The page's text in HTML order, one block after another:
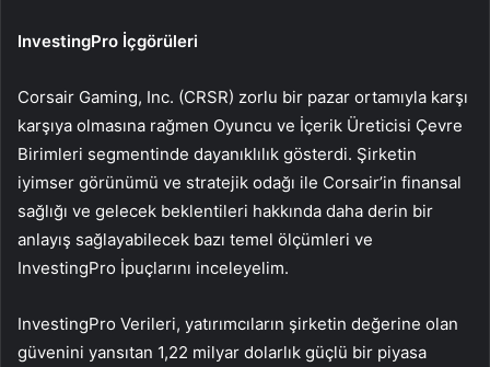
InvestingPro İçgörüleri
Corsair Gaming, Inc. (CRSR) zorlu bir pazar ortamıyla karşı
karşıya olmasına rağmen Oyuncu ve İçerik Üreticisi Çevre
Birimleri segmentinde dayanıklılık gösterdi. Şirketin
iyimser görünümü ve stratejik odağı ile Corsair’in finansal
sağlığı ve gelecek beklentileri hakkında daha derin bir
anlayış sağlayabilecek bazı temel ölçümleri ve
InvestingPro İpuçlarını inceleyelim.
InvestingPro Verileri, yatırımcıların şirketin değerine olan
güvenini yansıtan 1,22 milyar dolarlık güçlü bir piyasa